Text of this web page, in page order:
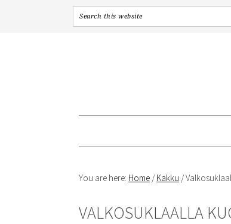
You are here: Home / Kakku /
VALKOSUKLAALLA